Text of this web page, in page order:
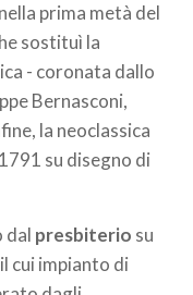
prima metà del
sostituì la
- coronata dallo
Bernasconi,
la neoclassica
su disegno di
dal presbiterio su
cui impianto di